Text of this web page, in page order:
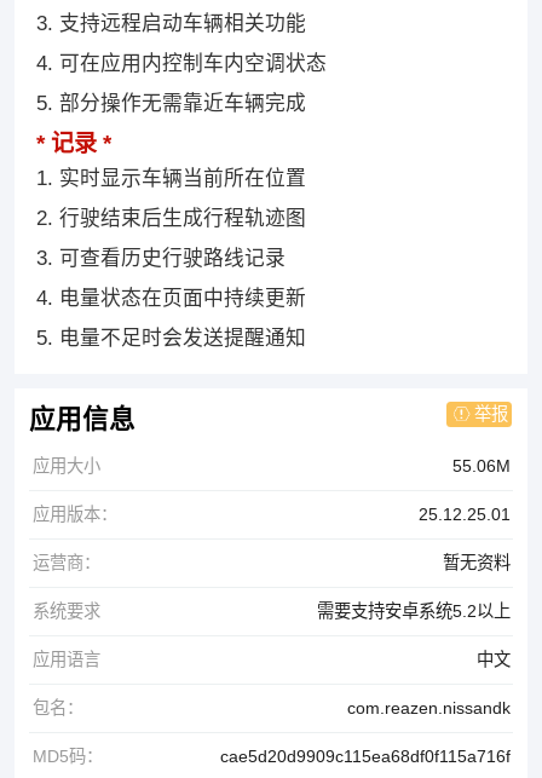
3. 支持远程启动车辆相关功能
4. 可在应用内控制车内空调状态
5. 部分操作无需靠近车辆完成
记录
1. 实时显示车辆当前所在位置
2. 行驶结束后生成行程轨迹图
3. 可查看历史行驶路线记录
4. 电量状态在页面中持续更新
5. 电量不足时会发送提醒通知
应用信息 举报
应用大小 55.06M
应用版本： 25.12.25.01
运营商： 暂无资料
系统要求 需要支持安卓系统5.2以上
应用语言 中文
包名： com.reazen.nissandk
MD5码： cae5d20d9909c115ea68df0f115a716f